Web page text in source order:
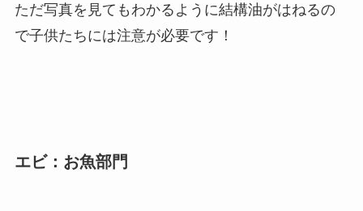
ただ写真を見てもわかるように結構油がはねるの
で子供たちには注意が必要です！
エビ：お魚部門